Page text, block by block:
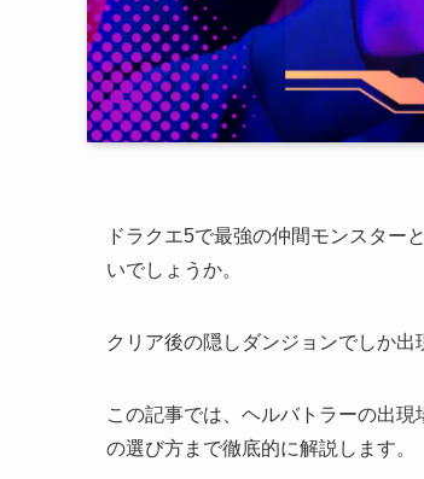
ドラクエ5で最強の仲間モンスター
いでしょうか。
クリア後の隠しダンジョンでしか
この記事では、ヘルバトラーの出
の選び方まで徹底的に解説します。